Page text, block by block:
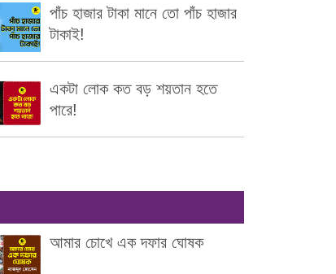
পাঁচ হাজার টাকা মানে তো পাঁচ হাজার
টাকাই!
একটা লোক কত বড় শয়তান হতে
পারে!
আমার চোখে এক দফার ঘোষক